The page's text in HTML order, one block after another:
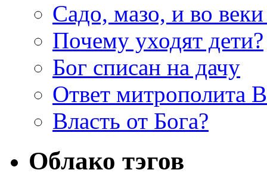
Садо, мазо, и во веки
Почему уходят дети?
Бог списан на дачу
Ответ митрополита
Власть от Бога?
Облако тэгов